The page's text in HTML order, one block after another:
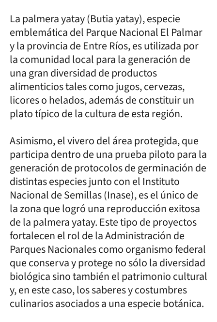
La palmera yatay (Butia yatay), especie
emblemática del Parque Nacional El Palmar
y la provincia de Entre Ríos, es utilizada por
la comunidad local para la generación de
una gran diversidad de productos
alimenticios tales como jugos, cervezas,
licores o helados, además de constituir un
plato típico de la cultura de esta región.
Asimismo, el vivero del área protegida, que
participa dentro de una prueba piloto para la
generación de protocolos de germinación de
distintas especies junto con el Instituto
Nacional de Semillas (Inase), es el único de
la zona que logró una reproducción exitosa
de la palmera yatay. Este tipo de proyectos
fortalecen el rol de la Administración de
Parques Nacionales como organismo federal
que conserva y protege no sólo la diversidad
biológica sino también el patrimonio cultural
y, en este caso, los saberes y costumbres
culinarios asociados a una especie botánica.